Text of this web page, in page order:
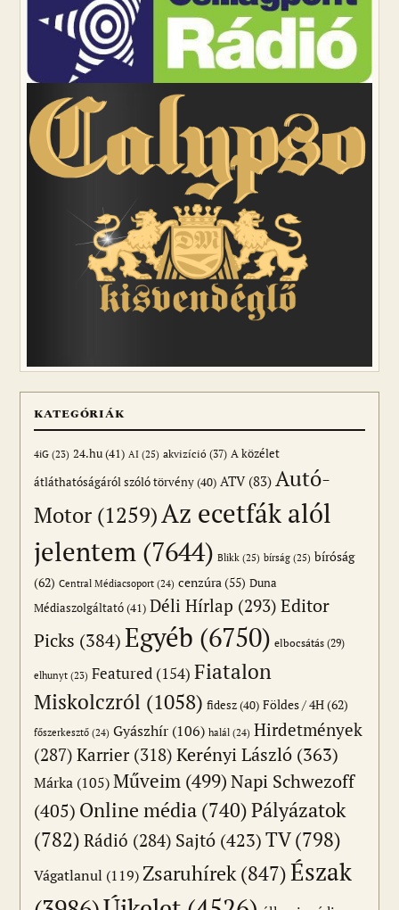
KATEGÓRIÁK
4iG (23) 24.hu(41) AI (25) akvizíció (37) A közélet
átláthatóságáról szóló törvény(40) ATV(83) Autó-
Motor (1259)Az ecetfák alól
jelentem (7644) Blikk (25) bírság (25) bíróság
(62) Central Médiacsoport (24) cenzúra(55) Duna
Médiaszolgáltató(41) Déli Hírlap (293) Editor
Picks (384)Egyéb (6750) elbocsátás (29)
elhunyt (23) Featured (154) Fiatalon
Miskolczról (1058) fidesz(40) Földes / 4H(62)
főszerkesztő (24) Gyászhír (106) halál (24) Hirdetmények
(287) Karrier(318) Kerényi László (363)
Márka (105) Műveim (499)Napi Schwezoff
(405) Online média (740)Pályázatok
(782) Rádió (284) Sajtó (423)TV(798)
Vágatlanul (119) Zsaruhírek (847)Észak